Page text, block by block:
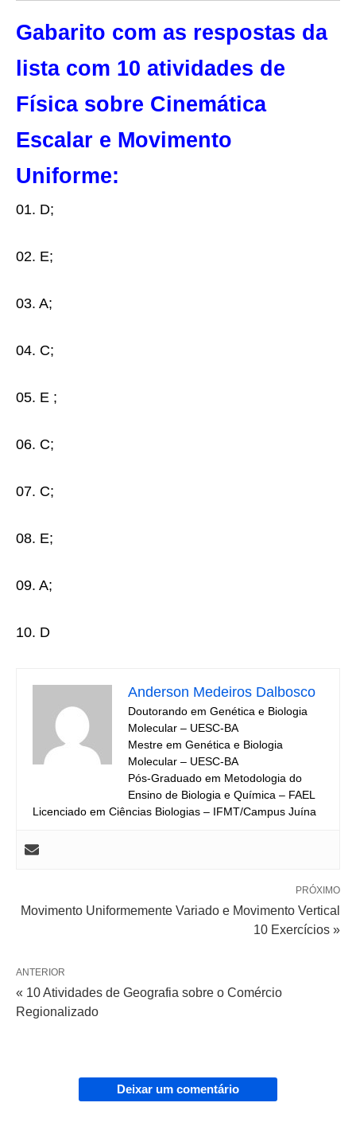
Gabarito com as respostas da
lista com 10 atividades de
Física sobre Cinemática
Escalar e Movimento
Uniforme:
01. D;
02. E;
03. A;
04. C;
05. E ;
06. C;
07. C;
08. E;
09. A;
10. D
Anderson Medeiros Dalbosco
Doutorando em Genética e Biologia
Molecular – UESC-BA
Mestre em Genética e Biologia
Molecular – UESC-BA
Pós-Graduado em Metodologia do
Ensino de Biologia e Química – FAEL
Licenciado em Ciências Biologias – IFMT/Campus Juína
PRÓXIMO
Movimento Uniformemente Variado e Movimento Vertical
10 Exercícios »
ANTERIOR
« 10 Atividades de Geografia sobre o Comércio
Regionalizado
Deixar um comentário